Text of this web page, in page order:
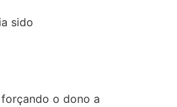
sido
o dono a